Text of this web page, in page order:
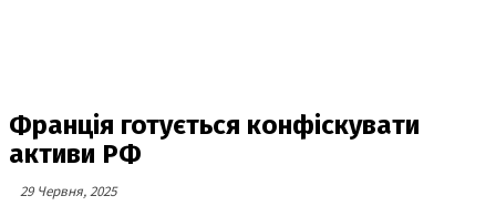
Франція готується конфіскувати
активи РФ
29 Червня, 2025